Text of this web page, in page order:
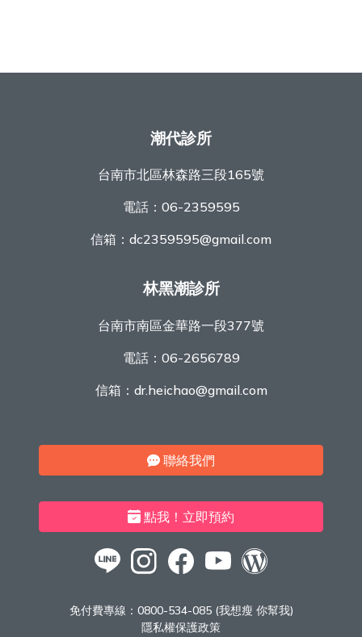
潮代診所
台南市北區林森路三段165號
電話： 06-2359595
信箱： dc2359595@gmail.com
林黑潮診所
台南市南區金華路一段377號
電話： 06-2656789
信箱： dr.heichao@gmail.com
聯絡我們
點我！立即預約
免付費專線： 0800-534-085 (我想瘦 你幫我)
隱私權保護政策